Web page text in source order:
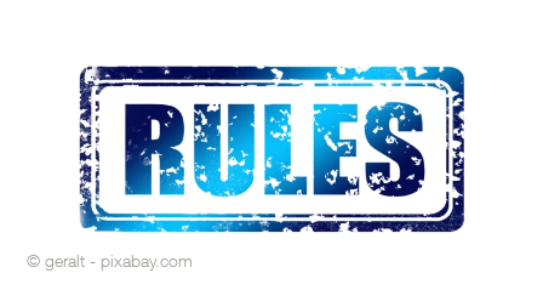
© geralt - pixabay.com